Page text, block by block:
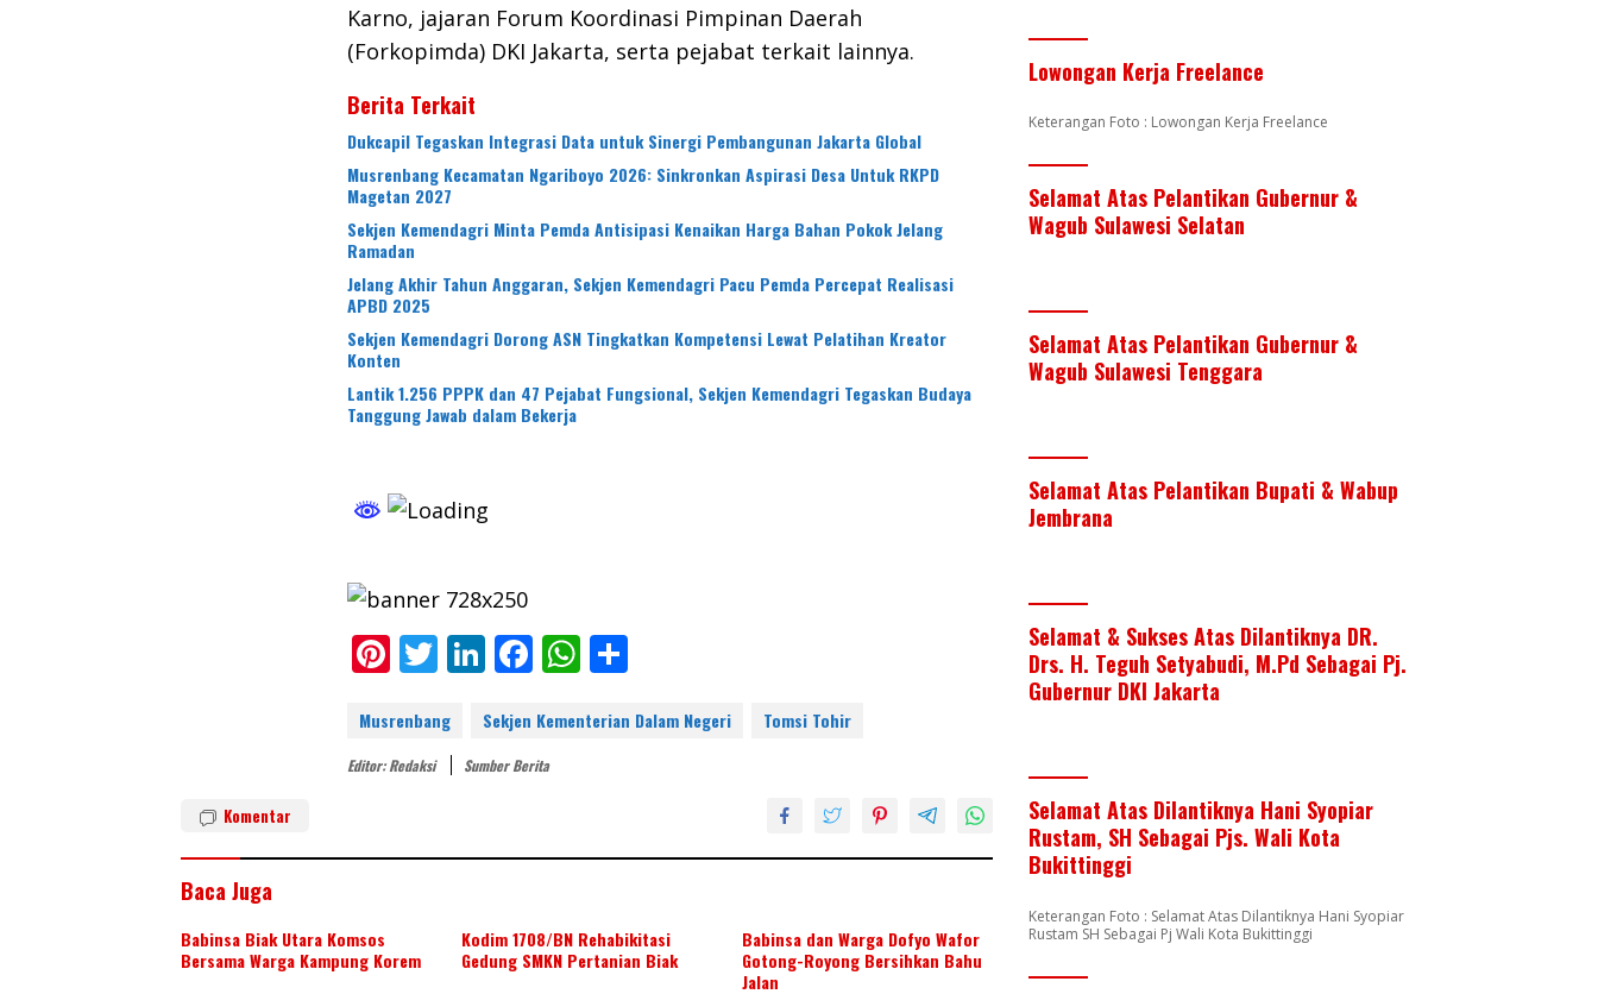
Karno, jajaran Forum Koordinasi Pimpinan Daerah
(Forkopimda) DKI Jakarta, serta pejabat terkait lainnya.
Berita Terkait
Dukcapil Tegaskan Integrasi Data untuk Sinergi Pembangunan Jakarta Global
Musrenbang Kecamatan Ngariboyo 2026: Sinkronkan Aspirasi Desa Untuk RKPD
Magetan 2027
Sekjen Kemendagri Minta Pemda Antisipasi Kenaikan Harga Bahan Pokok Jelang
Ramadan
Jelang Akhir Tahun Anggaran, Sekjen Kemendagri Pacu Pemda Percepat Realisasi
APBD 2025
Sekjen Kemendagri Dorong ASN Tingkatkan Kompetensi Lewat Pelatihan Kreator
Konten
Lantik 1.256 PPPK dan 47 Pejabat Fungsional, Sekjen Kemendagri Tegaskan Budaya
Tanggung Jawab dalam Bekerja
Pi
er
e
T
itt
er
Li
k
e
n
F
e
b
o
W
at
p
ar
Musrenbang Sekjen Kementerian Dalam Negeri Tomsi Tohir
Editor: Redaksi Sumber Berita
Komentar
Baca Juga
Babinsa Biak Utara Komsos
Bersama Warga Kampung Korem
Kodim 1708/BN Rehabikitasi
Gedung SMKN Pertanian Biak
Babinsa dan Warga Dofyo Wafor
Gotong-Royong Bersihkan Bahu
Jalan
Lowongan Kerja Freelance
Keterangan Foto : Lowongan Kerja Freelance
Selamat Atas Pelantikan Gubernur &
Wagub Sulawesi Selatan
Selamat Atas Pelantikan Gubernur &
Wagub Sulawesi Tenggara
Selamat Atas Pelantikan Bupati & Wabup
Jembrana
Selamat & Sukses Atas Dilantiknya DR.
Drs. H. Teguh Setyabudi, M.Pd Sebagai Pj.
Gubernur DKI Jakarta
Selamat Atas Dilantiknya Hani Syopiar
Rustam, SH Sebagai Pjs. Wali Kota
Bukittinggi
Keterangan Foto : Selamat Atas Dilantiknya Hani Syopiar
Rustam SH Sebagai Pj Wali Kota Bukittinggi